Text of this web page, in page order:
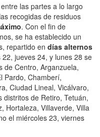
las partes a lo largo
recogidas de residuos
. Con el fin de
se ha establecido un
repartido en días alternos
22, jueves 24, y lunes 28 se
de Centro, Arganzuela,
Pardo, Chamberí,
Ciudad Lineal, Vicálvaro,
distritos de Retiro, Tetuán,
Hortaleza, Villaverde, Villa
el miércoles 23, viernes